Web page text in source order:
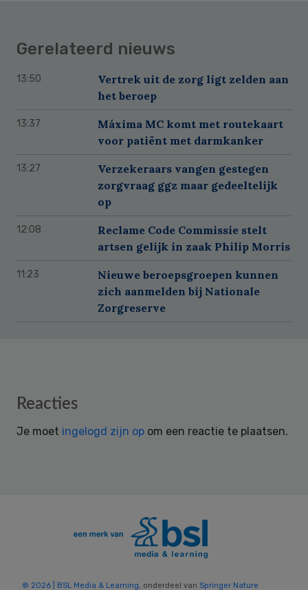
Gerelateerd nieuws
13:50
Vertrek uit de zorg ligt zelden aan
het beroep
13:37
Máxima MC komt met routekaart
voor patiënt met darmkanker
13:27
Verzekeraars vangen gestegen
zorgvraag ggz maar gedeeltelijk
op
12:08
Reclame Code Commissie stelt
artsen gelijk in zaak Philip Morris
11:23
Nieuwe beroepsgroepen kunnen
zich aanmelden bij Nationale
Zorgreserve
Reader
Reacties
Je moet ingelogd zijn op om een reactie te plaatsen.
© 2026 | BSL Media & Learning, onderdeel van Springer Nature